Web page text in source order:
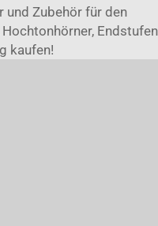
und Zubehör für den
Endstufen
kaufen!